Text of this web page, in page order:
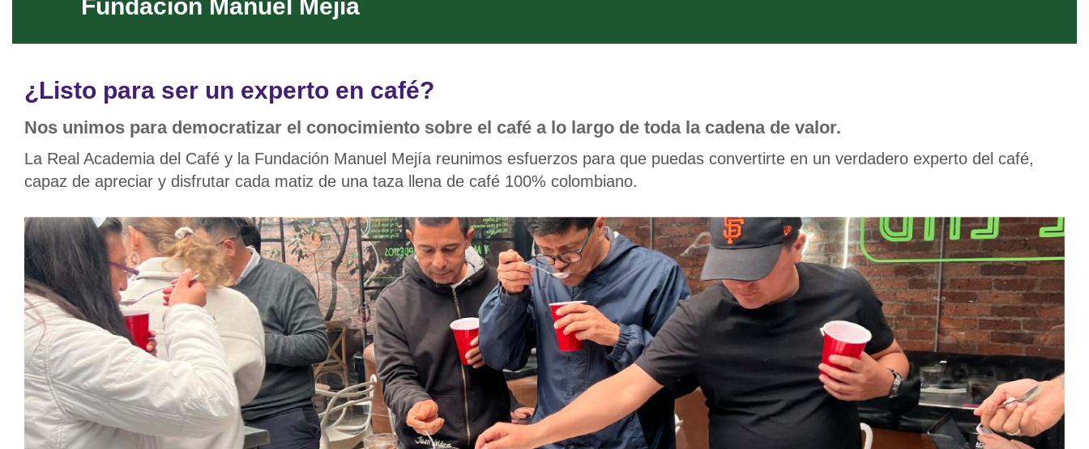
Fundación Manuel Mejía
¿Listo para ser un experto en café?
Nos unimos para democratizar el conocimiento sobre el café a lo largo de toda la cadena de valor.
La Real Academia del Café y la Fundación Manuel Mejía reunimos esfuerzos para que puedas convertirte en un verdadero experto del café,
capaz de apreciar y disfrutar cada matiz de una taza llena de café 100% colombiano.